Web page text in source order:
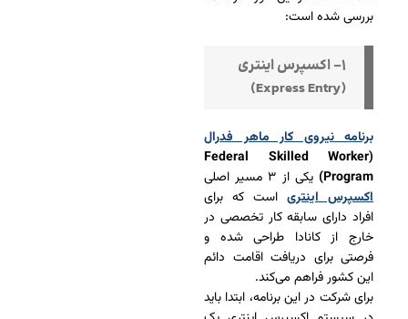
بررسی شده‌ است:
۱- اکسپرس اینتری
(Express Entry)
برنامه نیروی کار ماهر فدرال
(Federal Skilled Worker
Program) یکی از ۳ مسیر اصلی
اکسپرس اینتری است که برای
افراد دارای سابقه کار تخصصی در
خارج از کانادا طراحی شده و
فرصتی برای دریافت اقامت دائم
این کشور فراهم می‌کند.
برای شرکت در این برنامه، ابتدا باید